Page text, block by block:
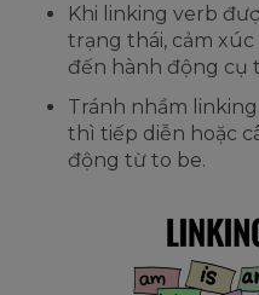
Khi linking verb
trạng thái, cảm
đến hành động cụ
Tránh nhầm
thì tiếp diễn hoặc
động từ to be.